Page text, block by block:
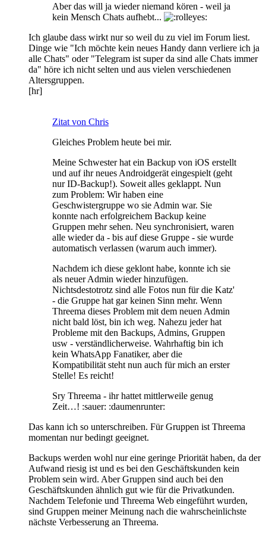
Aber das will ja wieder niemand kören - weil ja
kein Mensch Chats aufhebt...
Ich glaube dass wirkt nur so weil du zu viel im Forum liest.
Dinge wie "Ich möchte kein neues Handy dann verliere ich ja
alle Chats" oder "Telegram ist super da sind alle Chats immer
da" höre ich nicht selten und aus vielen verschiedenen
Altersgruppen.
[hr]
Zitat von Chris
Gleiches Problem heute bei mir.
Meine Schwester hat ein Backup von iOS erstellt
und auf ihr neues Androidgerät eingespielt (geht
nur ID-Backup!). Soweit alles geklappt. Nun
zum Problem: Wir haben eine
Geschwistergruppe wo sie Admin war. Sie
konnte nach erfolgreichem Backup keine
Gruppen mehr sehen. Neu synchronisiert, waren
alle wieder da - bis auf diese Gruppe - sie wurde
automatisch verlassen (warum auch immer).
Nachdem ich diese geklont habe, konnte ich sie
als neuer Admin wieder hinzufügen.
Nichtsdestotrotz sind alle Fotos nun für die Katz'
- die Gruppe hat gar keinen Sinn mehr. Wenn
Threema dieses Problem mit dem neuen Admin
nicht bald löst, bin ich weg. Nahezu jeder hat
Probleme mit den Backups, Admins, Gruppen
usw - verständlicherweise. Wahrhaftig bin ich
kein WhatsApp Fanatiker, aber die
Kompatibilität steht nun auch für mich an erster
Stelle! Es reicht!
Sry Threema - ihr hattet mittlerweile genug
Zeit…! :sauer: :daumenrunter:
Das kann ich so unterschreiben. Für Gruppen ist Threema
momentan nur bedingt geeignet.
Backups werden wohl nur eine geringe Priorität haben, da der
Aufwand riesig ist und es bei den Geschäftskunden kein
Problem sein wird. Aber Gruppen sind auch bei den
Geschäftskunden ähnlich gut wie für die Privatkunden.
Nachdem Telefonie und Threema Web eingeführt wurden,
sind Gruppen meiner Meinung nach die wahrscheinlichste
nächste Verbesserung an Threema.